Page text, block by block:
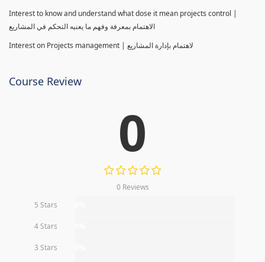
Interest to know and understand what dose it mean projects control |
الاهتمام بمعرفة وفهم ما يعنيه التحكم في المشاريع
Interest on Projects management | لاهتمام بإدارة المشاريع
Course Review
0
0 Reviews
5 Stars
4 Stars
3 Stars